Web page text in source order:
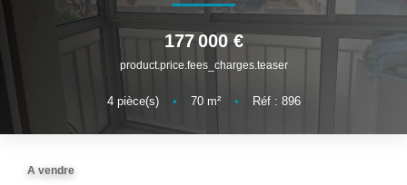
CONTACT
177 000 €
product.price.fees_charges.teaser
4pièce(s) • 70m² • Réf : 896
A vendre